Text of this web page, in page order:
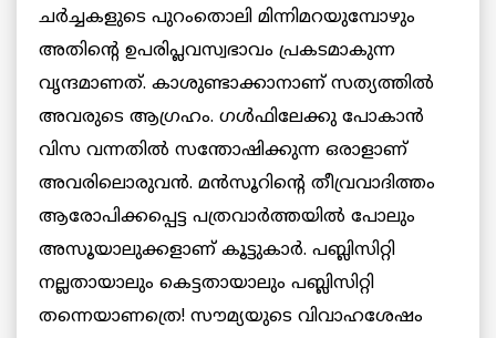
ചർച്ചകളുടെ പുറംതൊലി മിന്നിമറയുമ്പോഴും
അതിന്റെ ഉപരിപ്ലവസ്വഭാവം പ്രകടമാകുന്ന
വൃന്ദമാണത്. കാശുണ്ടാക്കാനാണ് സത്യത്തിൽ
അവരുടെ ആഗ്രഹം. ഗൾഫിലേക്കു പോകാൻ
വിസ വന്നതിൽ സന്തോഷിക്കുന്ന ഒരാളാണ്
അവരിലൊരുവൻ. മൻസൂറിന്റെ തീവ്രവാദിത്തം
ആരോപിക്കപ്പെട്ട പത്രവാർത്തയിൽ പോലും
അസൂയാലുക്കളാണ് കൂട്ടുകാർ. പബ്ലിസിറ്റി
നല്ലതായാലും കെട്ടതായാലും പബ്ലിസിറ്റി
തന്നെയാണത്രെ! സൗമ്യയുടെ വിവാഹശേഷം